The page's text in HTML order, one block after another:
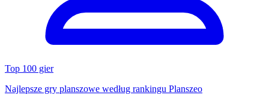
Top 100 gier
Najlepsze gry planszowe według rankingu Planszeo